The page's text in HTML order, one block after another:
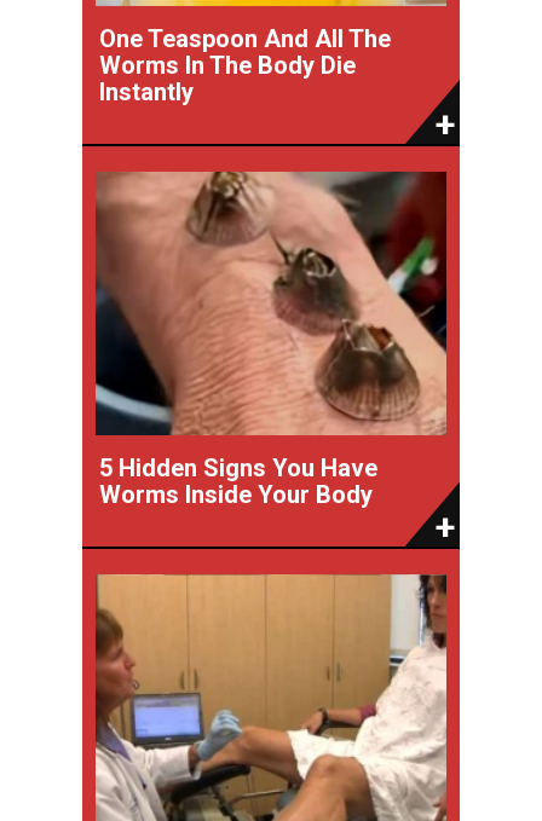
One Teaspoon And All The
Worms In The Body Die
Instantly
5 Hidden Signs You Have
Worms Inside Your Body